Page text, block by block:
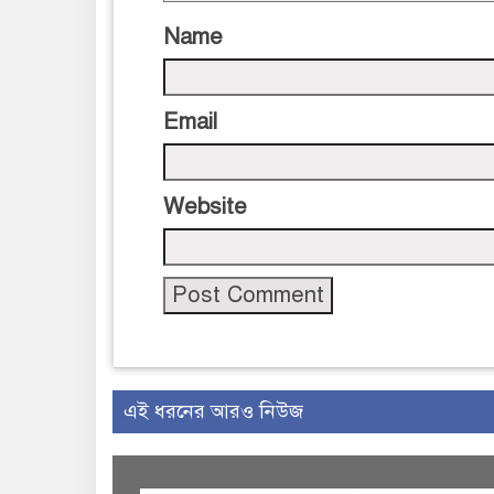
Name
Email
Website
এই ধরনের আরও নিউজ